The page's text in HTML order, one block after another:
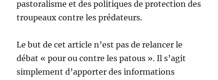
pastoralisme et des politiques de protection des
troupeaux contre les prédateurs.
Le but de cet article n’est pas de relancer le
débat « pour ou contre les patous ». Il s’agit
simplement d’apporter des informations